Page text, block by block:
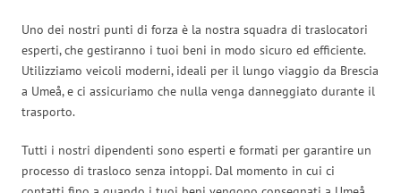
Uno dei nostri punti di forza è la nostra squadra di traslocatori
esperti, che gestiranno i tuoi beni in modo sicuro ed efficiente.
Utilizziamo veicoli moderni, ideali per il lungo viaggio da Brescia
a Umeå, e ci assicuriamo che nulla venga danneggiato durante il
trasporto.
Tutti i nostri dipendenti sono esperti e formati per garantire un
processo di trasloco senza intoppi. Dal momento in cui ci